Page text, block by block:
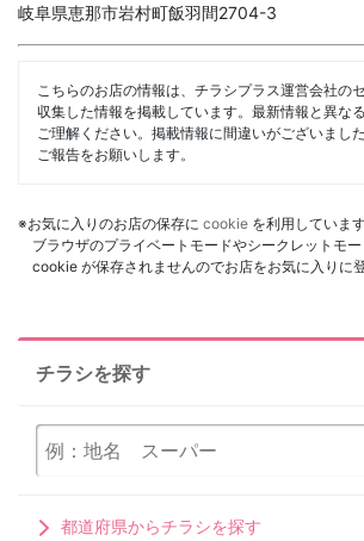
岐阜県恵那市岩村町飯羽間2704-3
こちらのお店の情報は、チラシプラス運営会社の
収集した情報を掲載しています。最新情報と異な
ご理解ください。掲載情報に間違いがございまし
ご報告をお願いします。
※お気に入りのお店の保存に cookie を利用しています
ブラウザのプライベートモードやシークレットモ
cookie が保存されませんのでお店をお気に入りに
チラシを探す
都道府県からチラシを探す